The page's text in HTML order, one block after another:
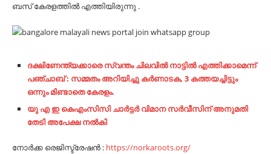
ബ​സ് കേ​ര​ള​ത്തി​ൽ എ​ത്തി​യി​രു​ന്നു .
ദക്ഷിണേന്ത്യക്കാരെ സ്വന്തം ചിലവിൽ നാട്ടിൽ എത്തിക്കാമെന്ന്
പഞ്ചാബ് : സമ്മതം അറിയിച്ചു കർണാടക, 3 കത്തയച്ചിട്ടും
ഒന്നും മിണ്ടാതെ കേരളം.
യു എ ഇ കെഎംസിസി ചാര്‍ട്ടര്‍ വിമാന സര്‍വീസിന് അനുമതി
തേടി അപേക്ഷ നല്‍കി
നോർക്ക രെജിസ്ട്രേഷൻ : https://norkaroots.org/